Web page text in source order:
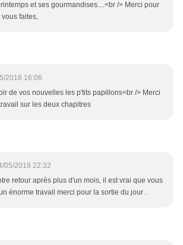
et ses gourmandises....<br /> Merci pour
faites,
2018 16:06
de vos nouvelles les p'tits papillons<br /> Merci
sur les deux chapitres
05/2018 22:32
retour après plus d'un mois, il est vrai que vous
énorme travail merci pour la sortie du jour .